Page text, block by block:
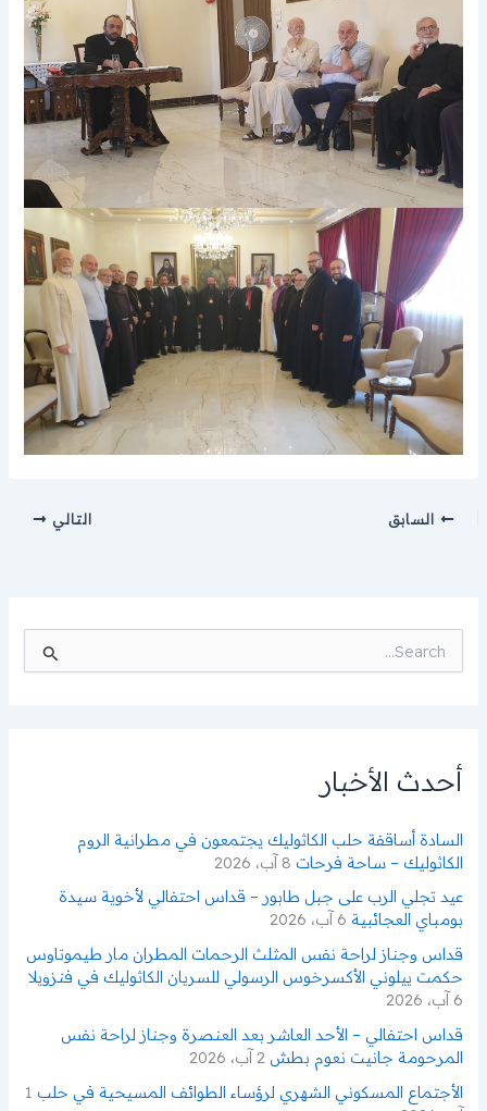
السابق التالي
ن
أحدث الأخبار
السادة أساقفة حلب الكاثوليك يجتمعون في مطرانية الروم
الكاثوليك – ساحة فرحات 8 آب، 2026
عيد تجلي الرب على جبل طابور – قداس احتفالي لأخوية سيدة
بومباي العجائبية 6 آب، 2026
قداس وجناز لراحة نفس المثلث الرحمات المطران مار طيموتاوس
حكمت ييلوني الأكسرخوس الرسولي للسريان الكاثوليك في فنزويلا
6 آب، 2026
قداس احتفالي – الأحد العاشر بعد العنصرة وجناز لراحة نفس
المرحومة جانيت نعوم بطش 2 آب، 2026
الأجتماع المسكوني الشهري لرؤساء الطوائف المسيحية في حلب 1